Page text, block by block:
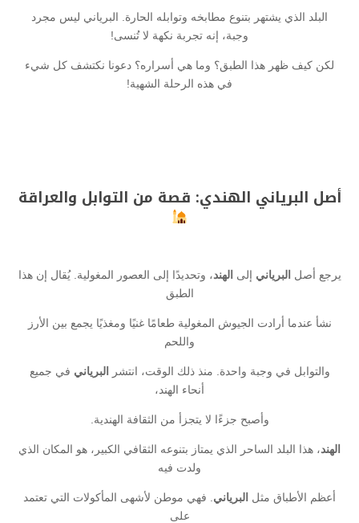
البلد الذي يشتهر بتنوع مطابخه وتوابله الحارة. البرياني ليس مجرد
وجبة، إنه تجربة نكهة لا تُنسى!
لكن كيف ظهر هذا الطبق؟ وما هي أسراره؟ دعونا نكتشف كل شيء
في هذه الرحلة الشهية!
أصل البرياني الهندي: قصة من التوابل والعراقة
يرجع أصل البرياني إلى الهند، وتحديدًا إلى العصور المغولية. يُقال إن هذا
الطبق
نشأ عندما أرادت الجيوش المغولية طعامًا غنيًا ومغذيًا يجمع بين الأرز
واللحم
والتوابل في وجبة واحدة. منذ ذلك الوقت، انتشر البرياني في جميع
أنحاء الهند،
وأصبح جزءًا لا يتجزأ من الثقافة الهندية.
الهند، هذا البلد الساحر الذي يمتاز بتنوعه الثقافي الكبير، هو المكان الذي
ولدت فيه
أعظم الأطباق مثل البرياني . فهي موطن لأشهى المأكولات التي تعتمد
على